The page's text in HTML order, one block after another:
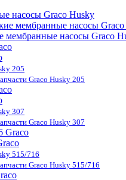
насосы Graco Husky
мембранные насосы Graco
205
Graco Husky 205
307
Graco Husky 307
515/716
Graco Husky 515/716